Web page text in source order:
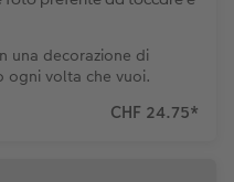
una decorazione di
ogni volta che vuoi.
CHF 24.75*